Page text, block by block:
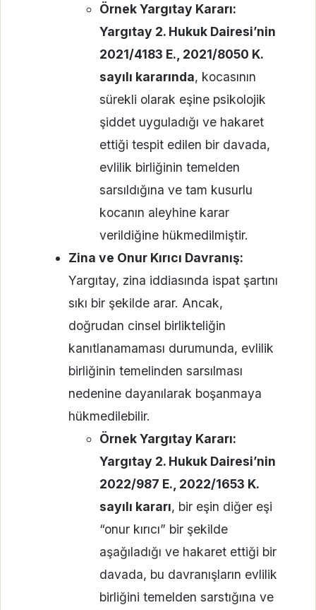
Örnek Yargıtay Kararı:
Yargıtay 2. Hukuk Dairesi’nin
2021/4183 E., 2021/8050 K.
sayılı kararında, kocasının
sürekli olarak eşine psikolojik
şiddet uyguladığı ve hakaret
ettiği tespit edilen bir davada,
evlilik birliğinin temelden
sarsıldığına ve tam kusurlu
kocanın aleyhine karar
verildiğine hükmedilmiştir.
Zina ve Onur Kırıcı Davranış:
Yargıtay, zina iddiasında ispat şartını
sıkı bir şekilde arar. Ancak,
doğrudan cinsel birlikteliğin
kanıtlanamaması durumunda, evlilik
birliğinin temelinden sarsılması
nedenine dayanılarak boşanmaya
hükmedilebilir.
Örnek Yargıtay Kararı:
Yargıtay 2. Hukuk Dairesi’nin
2022/987 E., 2022/1653 K.
sayılı kararı, bir eşin diğer eşi
“onur kırıcı” bir şekilde
aşağıladığı ve hakaret ettiği bir
davada, bu davranışların evlilik
birliğini temelden sarstığına ve